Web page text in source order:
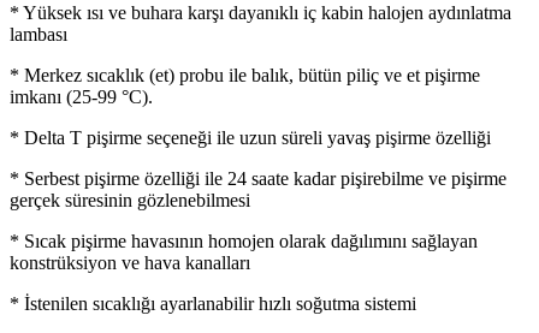
* Yüksek ısı ve buhara karşı dayanıklı iç kabin halojen aydınlatma
lambası
* Merkez sıcaklık (et) probu ile balık, bütün piliç ve et pişirme
imkanı (25-99 °C).
* Delta T pişirme seçeneği ile uzun süreli yavaş pişirme özelliği
* Serbest pişirme özelliği ile 24 saate kadar pişirebilme ve pişirme
gerçek süresinin gözlenebilmesi
* Sıcak pişirme havasının homojen olarak dağılımını sağlayan
konstrüksiyon ve hava kanalları
* İstenilen sıcaklığı ayarlanabilir hızlı soğutma sistemi